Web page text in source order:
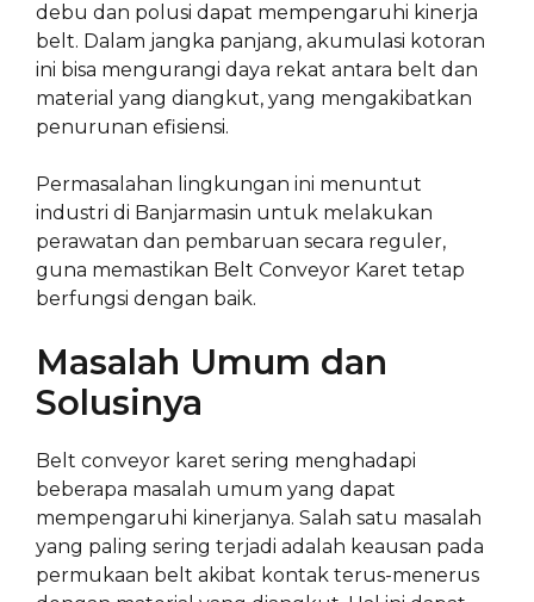
debu dan polusi dapat mempengaruhi kinerja
belt. Dalam jangka panjang, akumulasi kotoran
ini bisa mengurangi daya rekat antara belt dan
material yang diangkut, yang mengakibatkan
penurunan efisiensi.
Permasalahan lingkungan ini menuntut
industri di Banjarmasin untuk melakukan
perawatan dan pembaruan secara reguler,
guna memastikan Belt Conveyor Karet tetap
berfungsi dengan baik.
Masalah Umum dan
Solusinya
Belt conveyor karet sering menghadapi
beberapa masalah umum yang dapat
mempengaruhi kinerjanya. Salah satu masalah
yang paling sering terjadi adalah keausan pada
permukaan belt akibat kontak terus-menerus